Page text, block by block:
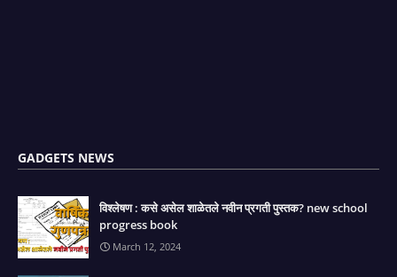
GADGETS NEWS
विश्लेषण : कसे असेल शाळेतले नवीन प्रगती पुस्तक? new school
progress book
March 12, 2024